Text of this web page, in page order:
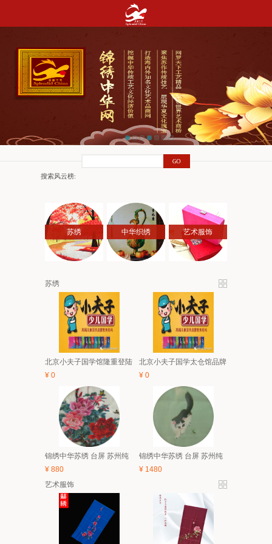
搜索风云榜:
苏绣 中华织绣 艺术服饰
苏绣
北京小夫子国学馆隆重登陆
活动开始啦！
¥ 0
北京小夫子国学太仓馆品牌
营简介
¥ 0
锦绣中华苏绣 台屏 苏州纯
装饰画 礼品
¥ 880
锦绣中华苏绣 台屏 苏州纯
装饰画 礼品
¥ 1480
艺术服饰